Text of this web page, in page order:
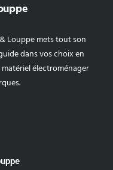
Louppe mets tout son
dans vos choix en
électroménager